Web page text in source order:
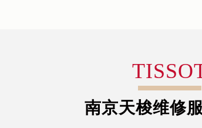
南京天梭维修